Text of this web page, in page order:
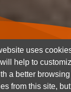
uses
help to
a better
from this site,